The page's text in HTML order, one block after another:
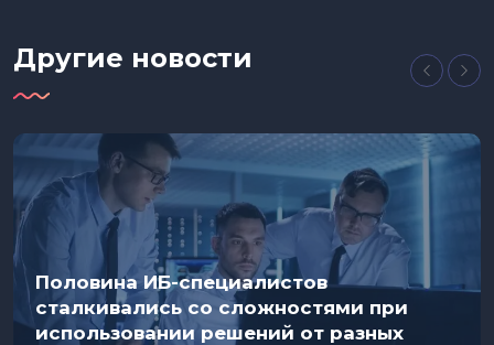
Другие новости
Половина ИБ-специалистов
сталкивались со сложностями при
использовании решений от разных